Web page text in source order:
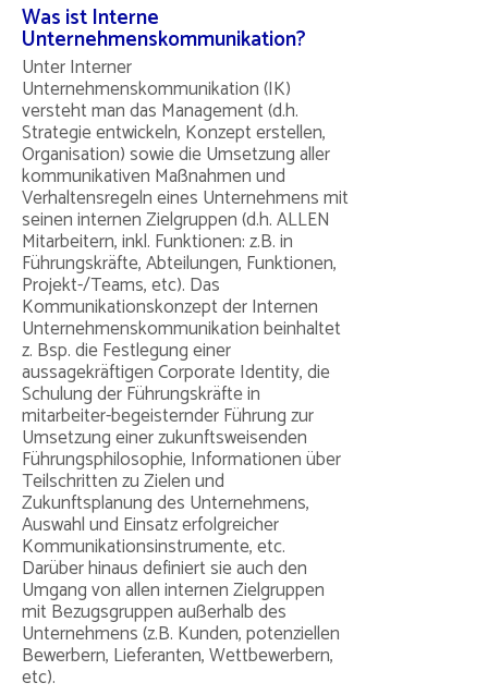
Was ist Interne
Unternehmenskommunikation?
Unter Interner
Unternehmenskommunikation (IK)
versteht man das Management (d.h.
Strategie entwickeln, Konzept erstellen,
Organisation) sowie die Umsetzung aller
kommunikativen Maßnahmen und
Verhaltensregeln eines Unternehmens mit
seinen internen Zielgruppen (d.h. ALLEN
Mitarbeitern, inkl. Funktionen: z.B. in
Führungskräfte, Abteilungen, Funktionen,
Projekt-/Teams, etc). Das
Kommunikationskonzept der Internen
Unternehmenskommunikation beinhaltet
z. Bsp. die Festlegung einer
aussagekräftigen Corporate Identity, die
Schulung der Führungskräfte in
mitarbeiter-begeisternder Führung zur
Umsetzung einer zukunftsweisenden
Führungsphilosophie, Informationen über
Teilschritten zu Zielen und
Zukunftsplanung des Unternehmens,
Auswahl und Einsatz erfolgreicher
Kommunikationsinstrumente, etc.
Darüber hinaus definiert sie auch den
Umgang von allen internen Zielgruppen
mit Bezugsgruppen außerhalb des
Unternehmens (z.B. Kunden, potenziellen
Bewerbern, Lieferanten, Wettbewerbern,
etc).